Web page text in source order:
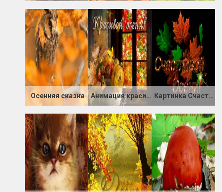
Осенняя сказка Анимация красивой Осени Картинка Счастливой Осени